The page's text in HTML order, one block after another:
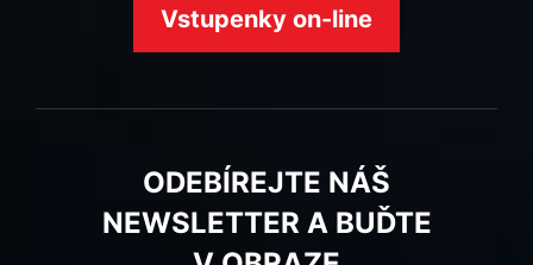
Vstupenky on-line
ODEBÍREJTE NÁŠ
NEWSLETTER A BUĎTE